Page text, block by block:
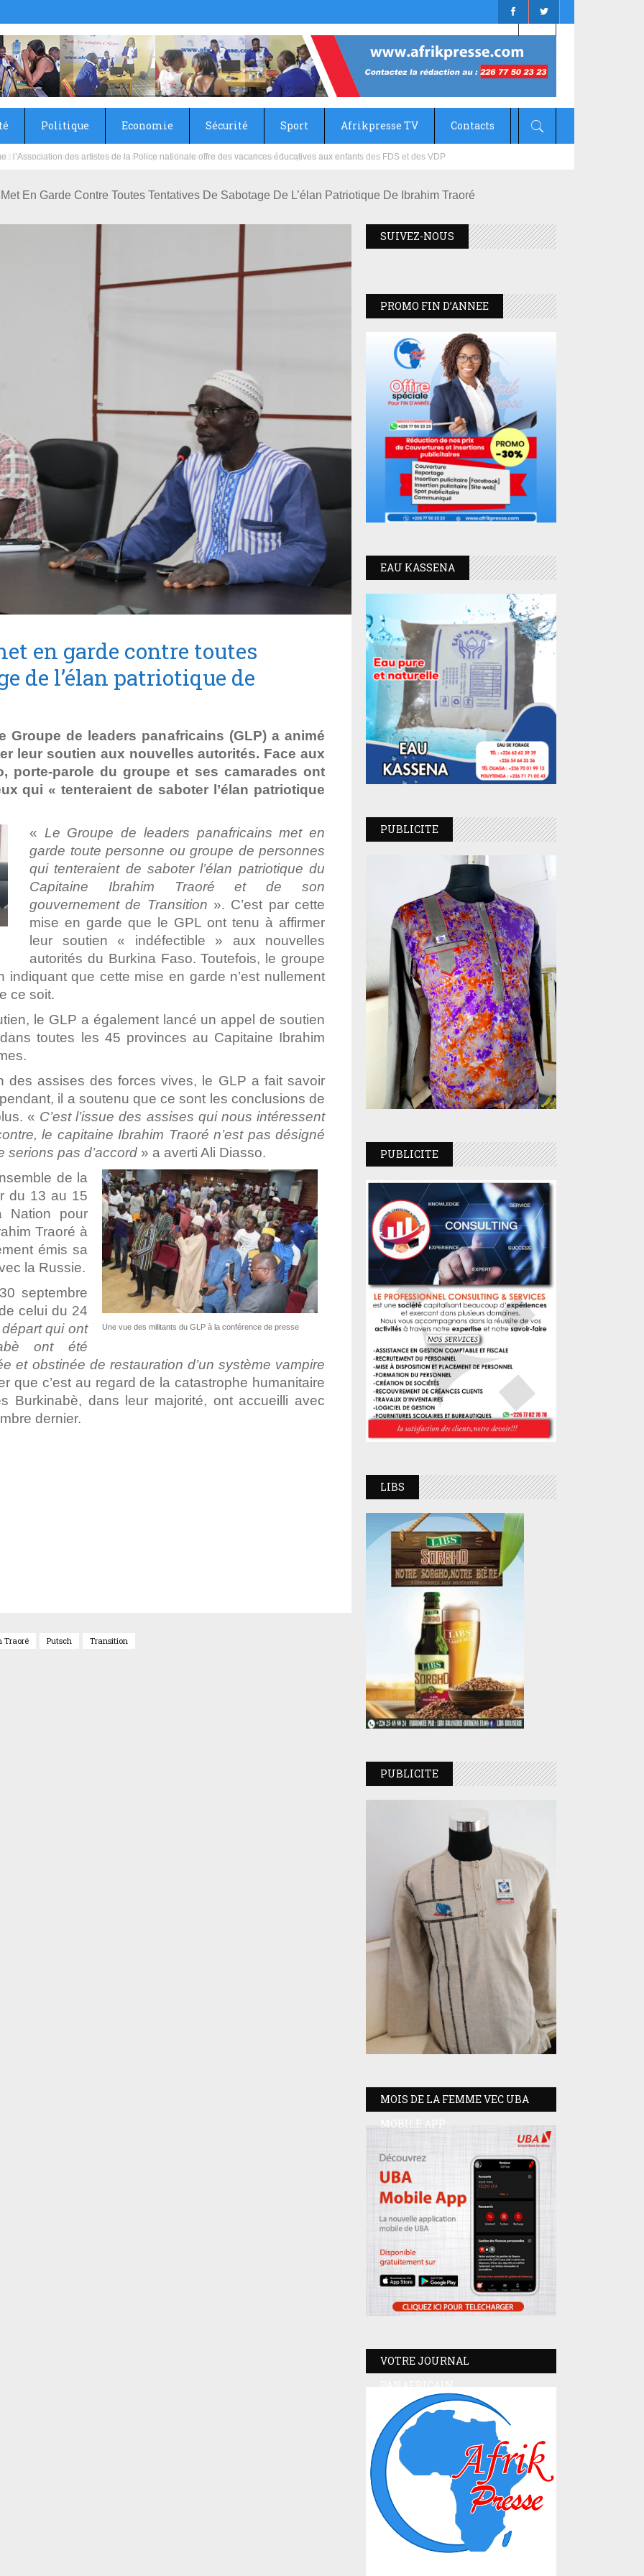
Politique Economie Sécurité Sport Afrikpresse TV Contacts
les écoles primaire et collège du Camp Général Aboubacar Sangoulé Lamizana
En Garde Contre Toutes Tentatives De Sabotage De L’élan Patriotique De Ibrahim Traoré
en garde contre toutes
de l’élan patriotique de
Groupe de leaders panafricains (GLP) a animé
leur soutien aux nouvelles autorités. Face aux
porte-parole du groupe et ses camarades ont
qui « tenteraient de saboter l’élan patriotique
« Le Groupe de leaders panafricains met en
garde toute personne ou groupe de personnes
qui tenteraient de saboter l’élan patriotique du
Capitaine Ibrahim Traoré et de son
gouvernement de Transition ». C’est par cette
mise en garde que le GPL ont tenu à affirmer
leur soutien « indéfectible » aux nouvelles
autorités du Burkina Faso. Toutefois, le groupe
que cette mise en garde n’est nullement
ce soit.
le GLP a également lancé un appel de soutien
toutes les 45 provinces au Capitaine Ibrahim
des assises des forces vives, le GLP a fait savoir
il a soutenu que ce sont les conclusions de
« C’est l’issue des assises qui nous intéressent
le capitaine Ibrahim Traoré n’est pas désigné
serions pas d’accord » a averti Ali Diasso.
Une vue des militants du GLP à la conférence de presse
de la
du 13 au 15
pour
Traoré à
émis sa
la Russie.
septembre
celui du 24
qui ont
ont été
et obstinée de restauration d’un système vampire
que c’est au regard de la catastrophe humanitaire
Burkinabè, dans leur majorité, ont accueilli avec
dernier.
Traoré Putsch Transition
SUIVEZ-NOUS
PROMO FIN D’ANNEE
EAU KASSENA
PUBLICITE
PUBLICITE
LIBS
PUBLICITE
MOIS DE LA FEMME VEC UBA
MOBILE APP
VOTRE JOURNAL